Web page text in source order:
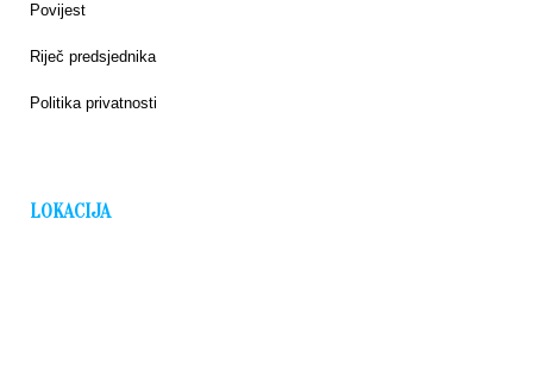
Povijest
Riječ predsjednika
Politika privatnosti
LOKACIJA